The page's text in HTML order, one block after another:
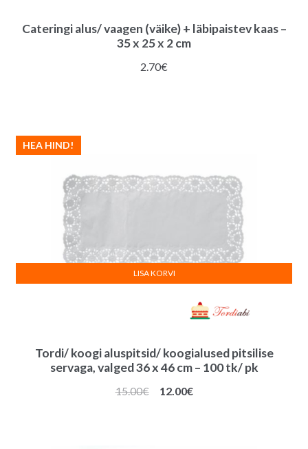
Cateringi alus/ vaagen (väike) + läbipaistev kaas –
35 x 25 x 2 cm
2.70€
Tordi/ koogi aluspitsid/ koogialused pitsilise
servaga, valged 36 x 46 cm – 100 tk/ pk
HEA HIND!
15.00€
Algne
12.00€Praegune
LISA KORVI